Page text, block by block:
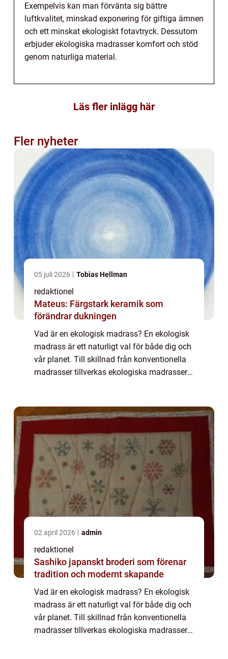
Exempelvis kan man förvänta sig bättre
luftkvalitet, minskad exponering för giftiga ämnen
och ett minskat ekologiskt fotavtryck. Dessutom
erbjuder ekologiska madrasser komfort och stöd
genom naturliga material.
Läs fler inlägg här
Fler nyheter
05 juli 2026 Tobias Hellman
redaktionel
Mateus: Färgstark keramik som
förändrar dukningen
Vad är en ekologisk madrass? En ekologisk
madrass är ett naturligt val för både dig och
vår planet. Till skillnad från konventionella
madrasser tillverkas ekologiska madrasser
02 april 2026 admin
redaktionel
Sashiko japanskt broderi som förenar
tradition och modernt skapande
Vad är en ekologisk madrass? En ekologisk
madrass är ett naturligt val för både dig och
vår planet. Till skillnad från konventionella
madrasser tillverkas ekologiska madrasser